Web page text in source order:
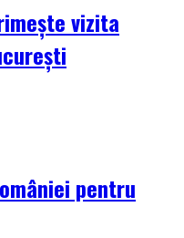
vizita
pentru